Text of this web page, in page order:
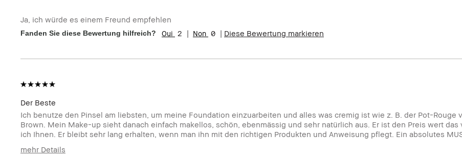
Hauttyp
Normal
Hautton
Sehr hell - Hell
Produktvorteile
Long-Wear, Natürlicher Glow, Tragbar
Ja, ich würde es einem Freund empfehlen
Fanden Sie diese Bewertung hilfreich? 2 0 Diese Bewertung markieren
Der Beste
Ich benutze den Pinsel am liebsten, um meine Foundation einzuarbeiten und alles was cremig ist wie z. B. der Pot-Rouge
Brown. Mein Make-up sieht danach einfach makellos, schön, ebenmässig und sehr natürlich aus. Er ist den Preis wert das
ich Ihnen. Er bleibt sehr lang erhalten, wenn man ihn mit den richtigen Produkten und Anweisung pflegt. Ein absolutes
mehr Details